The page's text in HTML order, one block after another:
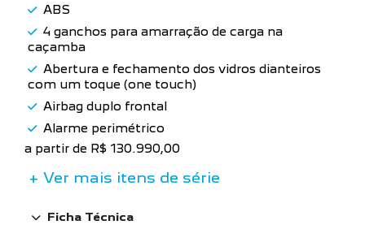
ABS
4 ganchos para amarração de carga na
caçamba
Abertura e fechamento dos vidros dianteiros
com um toque (one touch)
Airbag duplo frontal
Alarme perimétrico
a partir de R$ 130.990,00
+ Ver mais itens de série
Ficha Técnica